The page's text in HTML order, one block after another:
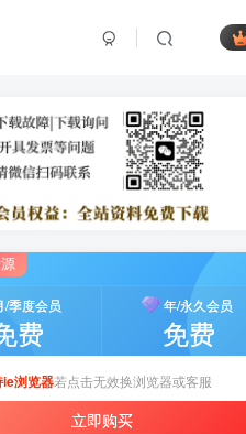
/季度会员
费
年/永久会员
免费
ie浏览器若点击无效换浏览器或客服
立即购买